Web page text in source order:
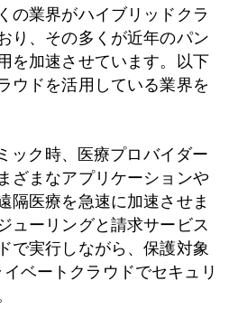
の業界がハイブリッドクラ
り、その多くが近年のパン
を加速させています。以下
ウドを活用している業界を
ック時、医療プロバイダー
ざまなアプリケーションや
隔医療を急速に加速させま
ューリングと請求サービス
で実行しながら、保護対象
ベートクラウドでセキュリ